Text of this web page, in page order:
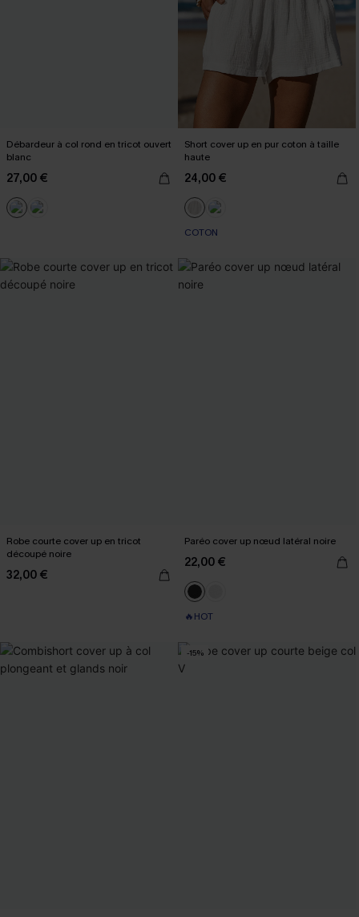
Débardeur à col rond en tricot ouvert
blanc
27,00 €
Short cover up en pur coton à taille
haute
24,00 €
COTON
Robe courte cover up en tricot
découpé noire
32,00 €
Paréo cover up nœud latéral noire
22,00 €
🔥HOT
-15%